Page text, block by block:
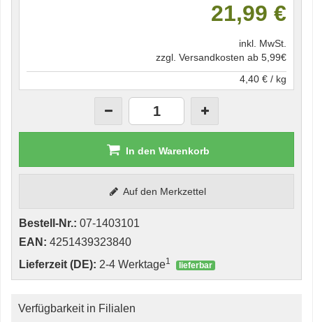
21,99 €
inkl. MwSt.
zzgl. Versandkosten ab 5,99€
4,40 € / kg
In den Warenkorb
Auf den Merkzettel
Bestell-Nr.: 07-1403101
EAN: 4251439323840
Lieferzeit (DE): 2-4 Werktage1 lieferbar
Verfügbarkeit in Filialen